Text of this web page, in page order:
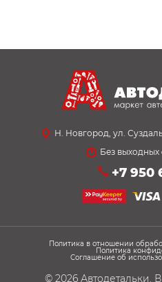
Н. Новгород, ул.
Без выходных
+7 950
Политика в отношении
Политика
Соглашение об
© 2026 Автодетальки.